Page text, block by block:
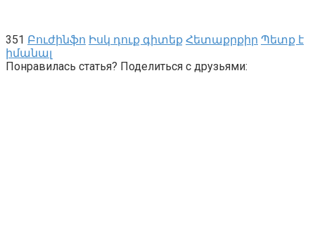
351 Բուժինֆո Իսկ դուք գիտեք Հետաքրքիր Պետք է
իմանալ
Понравилась статья? Поделиться с друзьями: